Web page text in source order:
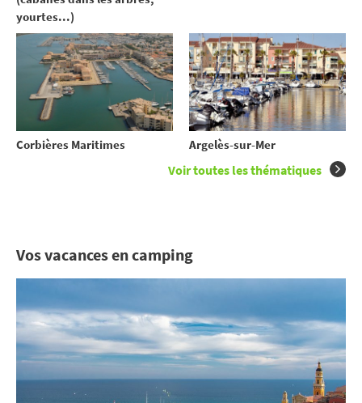
yourtes...)
Corbières Maritimes Argelès-sur-Mer
Voir toutes les thématiques
Vos vacances en camping